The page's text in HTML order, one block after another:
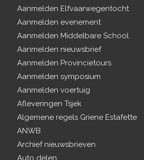
Aanmelden Elfvaarwegentocht
Aanmelden evenement
Aanmelden Middelbare School
Aanmelden nieuwsbrief
Aanmelden Provincietours
Aanmelden symposium
Aanmelden voertuig
Afleveringen Tsjek
Algemene regels Griene Estafette
ANWB
Archief nieuwsbrieven
Auto delen